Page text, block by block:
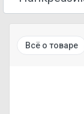
Всё о товаре